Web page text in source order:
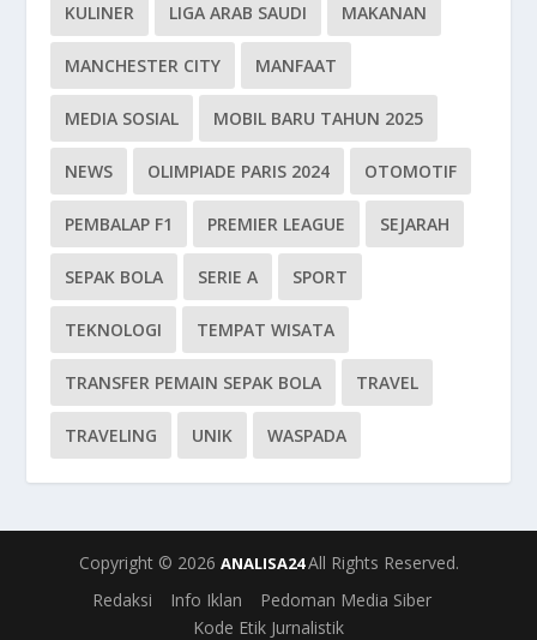
KULINER LIGA ARAB SAUDI MAKANAN
MANCHESTER CITY MANFAAT
MEDIA SOSIAL MOBIL BARU TAHUN 2025
NEWS OLIMPIADE PARIS 2024 OTOMOTIF
PEMBALAP F1 PREMIER LEAGUE SEJARAH
SEPAK BOLA SERIE A SPORT
TEKNOLOGI TEMPAT WISATA
TRANSFER PEMAIN SEPAK BOLA TRAVEL
TRAVELING UNIK WASPADA
Copyright © 2026 ANALISA24All Rights Reserved.
Redaksi
Info Iklan
Pedoman Media Siber
Kode Etik Jurnalistik